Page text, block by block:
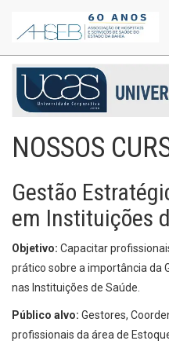
NOSSOS
Gestão
em Instituições
Objetivo: Capacitar
prático sobre a importância da
nas Instituições de Saúde.
Público alvo: Gestores,
profissionais da área de